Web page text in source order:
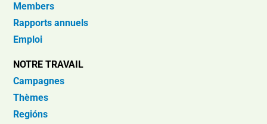
Members
Rapports annuels
Emploi
NOTRE TRAVAIL
Campagnes
Thèmes
Regións